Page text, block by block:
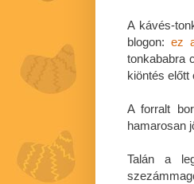
A kávés-
blogon:ez
tonkababra
kiöntés
A forralt
hamarosan
Talán a